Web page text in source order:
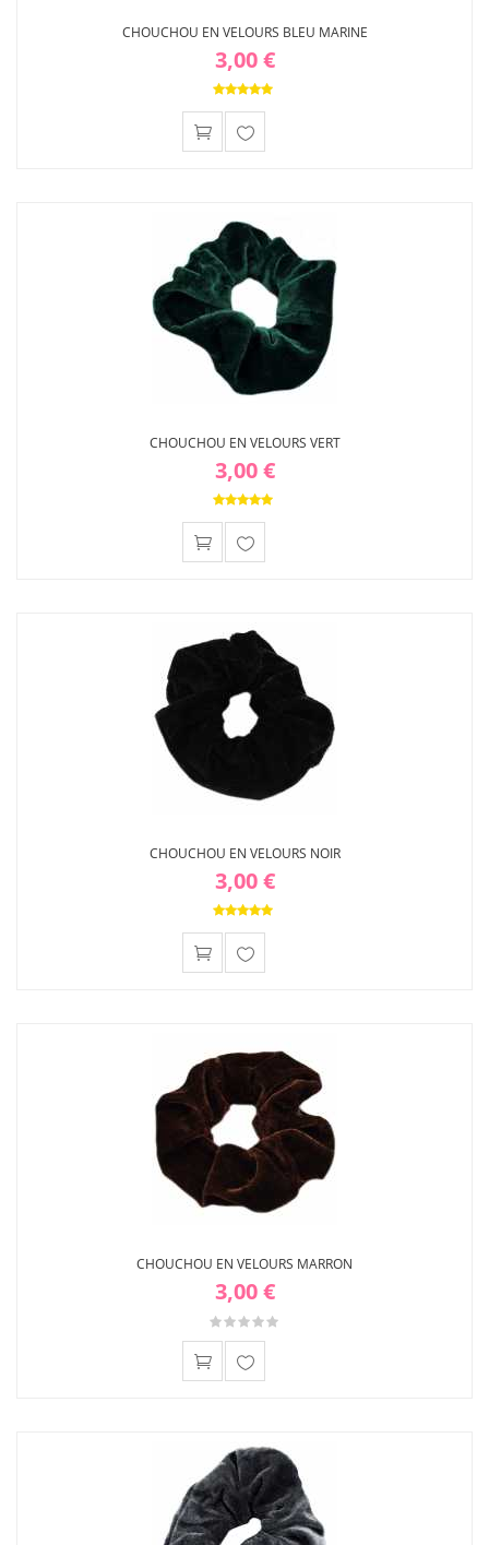
CHOUCHOU EN VELOURS BLEU MARINE
3,00 €
d'envies
CHOUCHOU EN VELOURS VERT
3,00 €
d'envies
CHOUCHOU EN VELOURS NOIR
3,00 €
CHOUCHOU EN VELOURS MARRON
3,00 €
d'envies